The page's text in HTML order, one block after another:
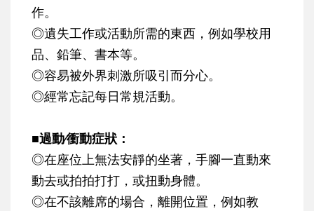
作。
◎遺失工作或活動所需的東西，例如學校用
品、鉛筆、書本等。
◎容易被外界刺激所吸引而分心。
◎經常忘記每日常規活動。
■過動∕衝動症狀：
◎在座位上無法安靜的坐著，手腳一直動來
動去或拍拍打打，或扭動身體。
◎在不該離席的場合，離開位置，例如教